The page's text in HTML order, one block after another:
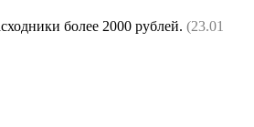
более 2000 рублей. (23.01